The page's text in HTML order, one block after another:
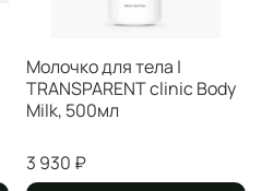
Молочко для тела |
TRANSPARENT clinic Body
Milk, 500мл
3 930 ₽